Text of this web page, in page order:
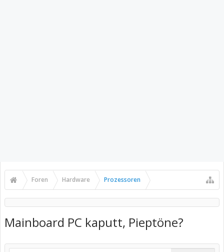
Foren Hardware Prozessoren
Mainboard PC kaputt, Pieptöne?